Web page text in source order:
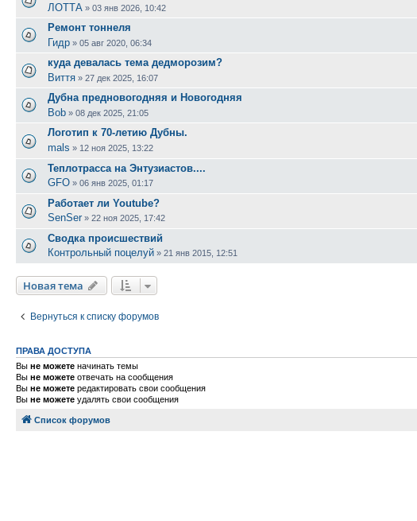
ЛОТТА » 03 янв 2026, 10:42
Ремонт тоннеля
Гидр » 05 авг 2020, 06:34
куда девалась тема дедморозим?
Виття » 27 дек 2025, 16:07
Дубна предновогодняя и Новогодняя
Bob » 08 дек 2025, 21:05
Логотип к 70-летию Дубны.
mals » 12 ноя 2025, 13:22
Теплотрасса на Энтузиастов....
GFO » 06 янв 2025, 01:17
Работает ли Youtube?
SenSer » 22 ноя 2025, 17:42
Сводка происшествий
Контрольный поцелуй » 21 янв 2015, 12:51
Новая тема
Вернуться к списку форумов
ПРАВА ДОСТУПА
Вы не можете начинать темы
Вы не можете отвечать на сообщения
Вы не можете редактировать свои сообщения
Вы не можете удалять свои сообщения
Список форумов